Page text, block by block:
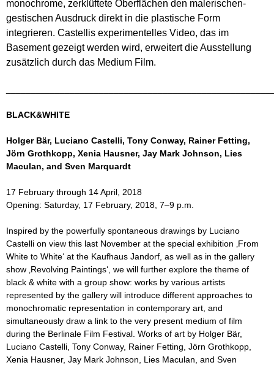
monochrome, zerklüftete Oberflächen den malerischen-
gestischen Ausdruck direkt in die plastische Form
integrieren. Castellis experimentelles Video, das im
Basement gezeigt werden wird, erweitert die Ausstellung
zusätzlich durch das Medium Film.
BLACK&WHITE
Holger Bär, Luciano Castelli, Tony Conway, Rainer Fetting,
Jörn Grothkopp, Xenia Hausner, Jay Mark Johnson, Lies
Maculan, and Sven Marquardt
17 February through 14 April, 2018
Opening: Saturday, 17 February, 2018, 7–9 p.m.
Inspired by the powerfully spontaneous drawings by Luciano
Castelli on view this last November at the special exhibition ‚From
White to White‘ at the Kaufhaus Jandorf, as well as in the gallery
show ‚Revolving Paintings‘, we will further explore the theme of
black & white with a group show: works by various artists
represented by the gallery will introduce different approaches to
monochromatic representation in contemporary art, and
simultaneously draw a link to the very present medium of film
during the Berlinale Film Festival. Works of art by Holger Bär,
Luciano Castelli, Tony Conway, Rainer Fetting, Jörn Grothkopp,
Xenia Hausner, Jay Mark Johnson, Lies Maculan, and Sven